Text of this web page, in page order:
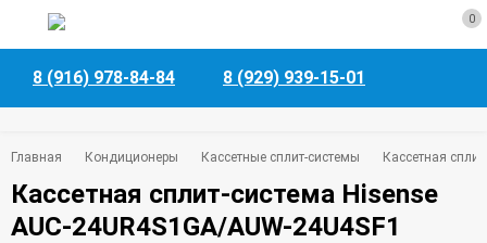
0
8 (916) 978-84-84 8 (929) 939-15-01
Главная Кондиционеры Кассетные сплит-системы Кассетная
Кассетная сплит-система Hisense
AUC-24UR4S1GA/AUW-24U4SF1